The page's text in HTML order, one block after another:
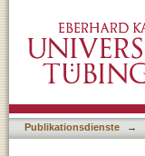
development
Publikationsdienste →